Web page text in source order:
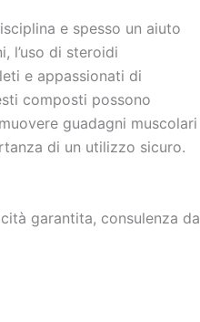
e spesso un aiuto
l’uso di steroidi
e appassionati di
composti possono
guadagni muscolari
di un utilizzo sicuro.
garantita, consulenza da